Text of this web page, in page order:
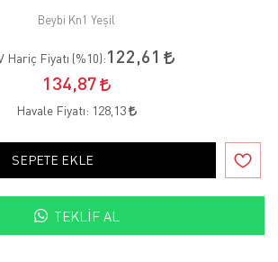
Beybi Kn1 Yeşil
Hariç Fiyatı (%10):122,61
134,87
Havale Fiyatı: 128,13
SEPETE EKLE
TEKLIF AL